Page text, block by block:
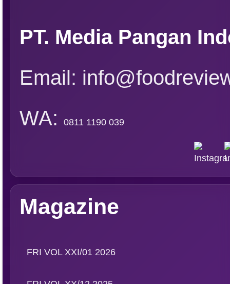
PT. Media Pangan
Email:
WA:
0811 1190 039
Magazine
FRI VOL XXI/01 2026